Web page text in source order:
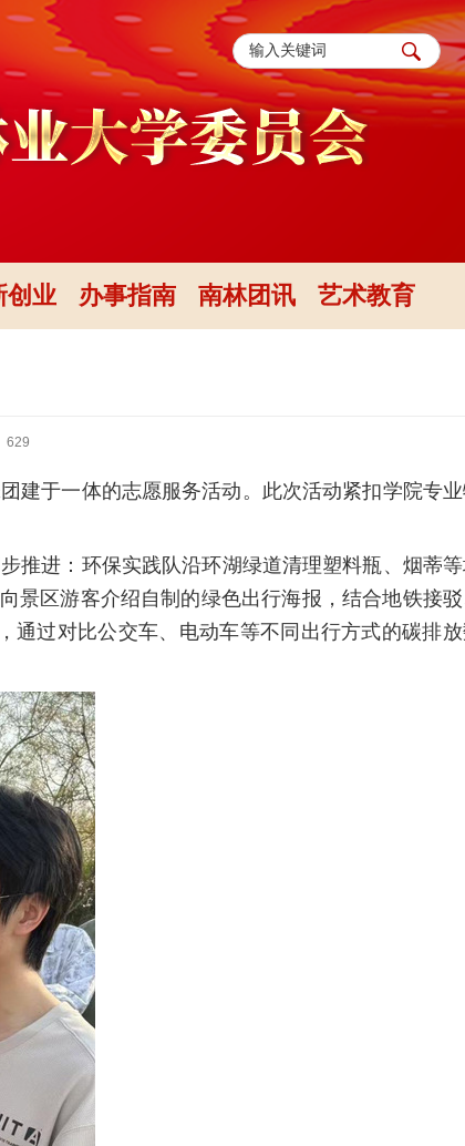
创业 办事指南 南林团讯 艺术教育
629
团建于一体的志愿服务活动。 此次活动紧扣学院专业
步推进：环保实践队沿环湖绿道清理塑料瓶、烟蒂
景区游客介绍自制的绿色出行海报 ，结合地铁接
通过对比公交车、电动车等不同出行方式的碳排